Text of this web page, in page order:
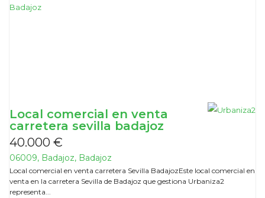
Local comercial en venta
carretera sevilla badajoz
40.000 €
06009, Badajoz, Badajoz
Local comercial en venta carretera Sevilla BadajozEste local comercial en
venta en la carretera Sevilla de Badajoz que gestiona Urbaniza2
representa...